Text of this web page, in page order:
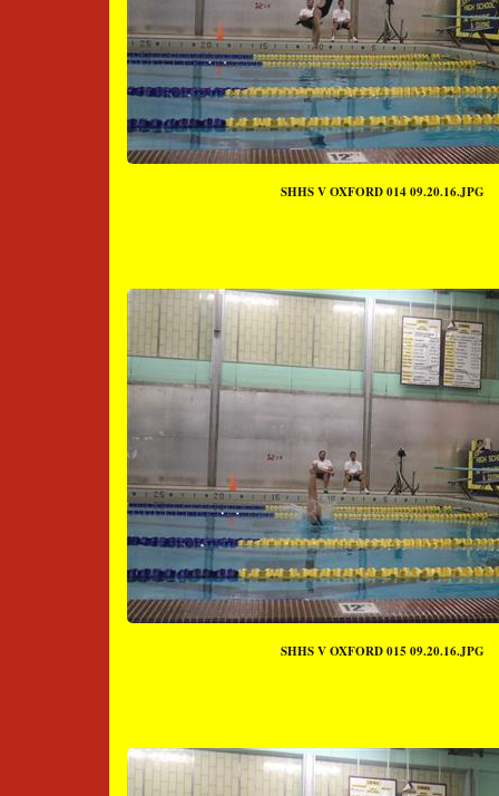
SHHS V OXFORD 014 09.20.16.JPG
SHHS V OXFORD 015 09.20.16.JPG